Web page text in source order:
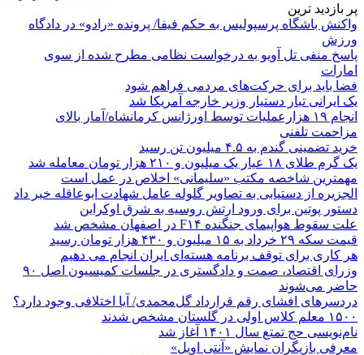
پر بازدید ترین
واکنش باشگاه پرسپولیس به حکم فیفا/ پرونده «رادو» در دادگاه
ورزش
پاسخ منفی تل آویو به درخواست نظامی مطرح شده از سوی
امارات
فضا باید برای حرکت‌های مردمی فراهم شود
یک ایرانی تبار دستیار وزیر خارجه آمریکا شد
انجام ۱۹ هزارعملیات توسط اورژانس کرمانشاه/آمار بالای
مزاحمت تلفنی
خرید تضمینی گندم به ۴.۵ میلیون تن رسید
یک گرم طلای ۱۸ عیار یک میلیون و ۲۱۰ هزار تومان معامله شد
مهمترین شاخصه مکتب «سلیمانی» اخلاص در عمل است
الجزیره از دستیابی به تصاویر گلوله عامل شهادت ابوعاقله خبر داد
دستور پوتین برای ورود ارتش روسیه به شرق اوکراین
علت سقوط هواپیمای جنگنده F۱۴ در اصفهان مشخص شد
قیمت سکه ۲۹ خرداد به ۱۵ میلیون و ۴۳۰ هزار تومان رسید
هر کاری برای توقف برنامه هسته‌ای ایران انجام می دهیم
وزرای اقتصاد، صمت و دادگستری در جلسات کمیسیون اصل ۹۰
حاضر می‌شوند
دردسرهای افشای رقم قرارداد گل‌محمدی/ آیا اختلافی وجود دارد؟
۱۵۰۰ معلم کلاس اولی در گلستان مشخص شدند
نام‌نویسی حج تمتع سال ۱۴۰۱ آغاز شد
معرفی بازیگران نمایش «آنتی اویل»